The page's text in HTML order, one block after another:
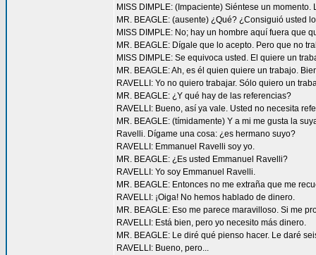
MISS DIMPLE: (Impaciente) Siéntese un
MR. BEAGLE: (ausente) ¿Qué? ¿Consiguió usted
MISS DIMPLE: No; hay un hombre aquí fuera que
MR. BEAGLE: Dígale que lo acepto. Pero que no
MISS DIMPLE: Se equivoca usted. El quiere un
MR. BEAGLE: Ah, es él quien quiere un trabajo.
RAVELLI: Yo no quiero trabajar. Sólo quiero un
MR. BEAGLE: ¿Y qué hay de las referencias?
RAVELLI: Bueno, así ya vale. Usted no necesita
MR. BEAGLE: (tímidamente) Y a mi me gusta la
Ravelli. Dígame una cosa: ¿es hermano suyo?
RAVELLI: Emmanuel Ravelli soy yo.
MR. BEAGLE: ¿Es usted Emmanuel Ravelli?
RAVELLI: Yo soy Emmanuel Ravelli.
MR. BEAGLE: Entonces no me extraña que me
RAVELLI: ¡Oiga! No hemos hablado de dinero.
MR. BEAGLE: Eso me parece maravilloso. Si me
RAVELLI: Está bien, pero yo necesito más dinero.
MR. BEAGLE: Le diré qué pienso hacer. Le daré
RAVELLI: Bueno, pero...